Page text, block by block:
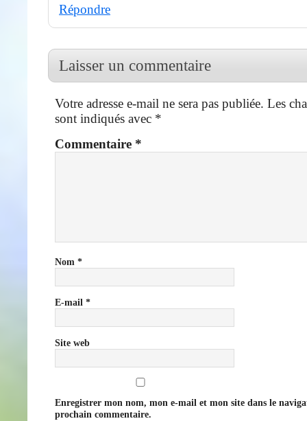
Répondre
Laisser un commentaire
Votre adresse e-mail ne sera pas publiée. Les
sont indiqués avec *
Commentaire *
Nom *
E-mail *
Site web
Enregistrer mon nom, mon e-mail et mon site dans le
prochain commentaire.